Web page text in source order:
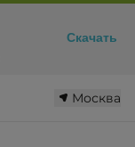
Москва
Скачать